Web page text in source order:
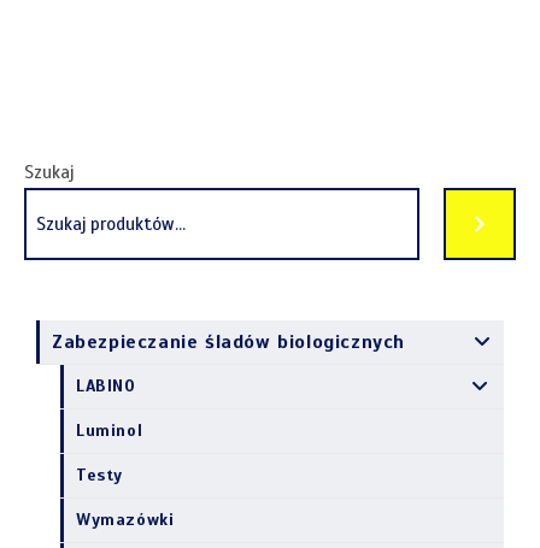
Szukaj
Zabezpieczanie śladów biologicznych
LABINO
Luminol
Testy
Wymazówki